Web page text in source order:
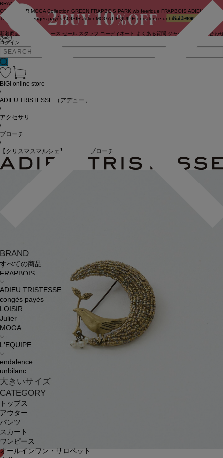
ログイン
BRAND
COUTURIER MOGA Collection GREEN FRAPBOIS PARK wb feerique FRAPBOIS ADIEU
TRISTESSE
congés payés LOISIR Julier MOGA L'EQUIPE endalence unbilanc BIGI online store
新着商品 ニュース セール スタッフ コーディネート よくある質問 ジャーナル お問い合わ
BRAND
すべての商品
FRAPBOIS
ADIEU TRISTESSE
congés payés
LOISIR
Julier
MOGA
L'EQUIPE
endalence
unbilanc
大きいサイズ
CATEGORY
トップス
アウター
パンツ
スカート
ワンピース
オールインワン・サロペット
BIGI online store
/
ADIEU TRISTESSE （アデュートリステス）
/
アクセサリ
/
ブローチ
/
【クリスマスマルシェ】月とトリブローチ